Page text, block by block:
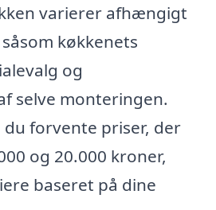
varierer afhængigt
køkkenets
og
selve monteringen.
du forvente priser, der
og 20.000 kroner,
baseret på dine